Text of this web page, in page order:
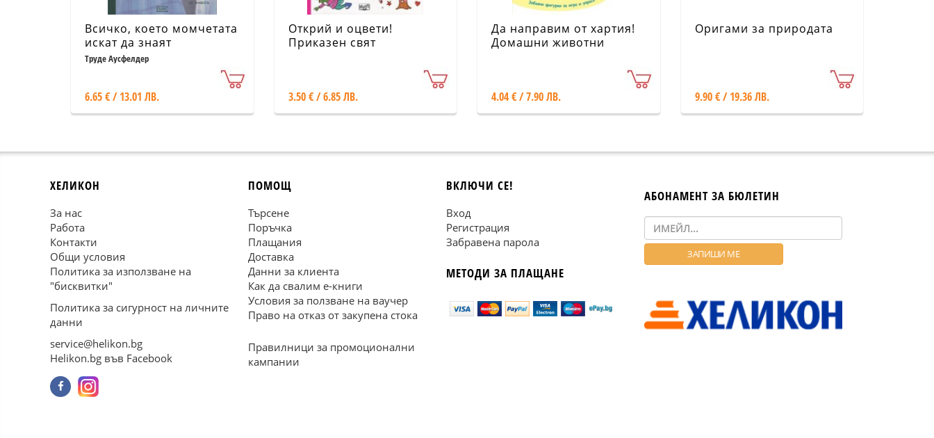
Всичко, което момчетата
искат да знаят
Труде Аусфелдер
6.65 € / 13.01 ЛВ.
Открий и оцвети!
Приказен свят
3.50 € / 6.85 ЛВ.
Да направим от хартия!
Домашни животни
4.04 € / 7.90 ЛВ.
Оригами за природата
9.90 € / 19.36 ЛВ.
ХЕЛИКОН
За нас
Работа
Контакти
Общи условия
Политика за използване на
"бисквитки"
Политика за сигурност на личните
данни
service@helikon.bg
Helikon.bg във Facebook
ПОМОЩ
Търсене
Поръчка
Плащания
Доставка
Данни за клиента
Как да свалим е-книги
Условия за ползване на ваучер
Право на отказ от закупена стока
Правилници за промоционални
кампании
ВКЛЮЧИ СЕ!
Вход
Регистрация
Забравена парола
МЕТОДИ ЗА ПЛАЩАНЕ
АБОНАМЕНТ ЗА БЮЛЕТИН